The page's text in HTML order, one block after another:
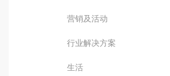
营销及活动
行业解决方案
生活